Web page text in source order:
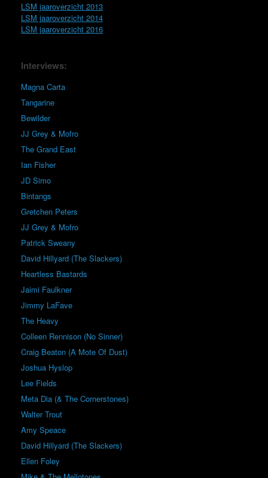
LSM jaaroverzicht 2013
LSM jaaroverzicht 2014
LSM jaaroverzicht 2016
Interviews:
Magna Carta
Tangarine
Bewilder
JJ Grey & Mofro
The Grand East
Ian Fisher
JD Simo
Bintangs
Gretchen Peters
JJ Grey & Mofro
Patrick Sweany
David Hillyard (The Slackers)
Heartless Bastards
Jaimi Faulkner
Jimmy LaFave
The Heavy
Colleen Rennison (No Sinner)
Craig Beaton (A Mote Of Dust)
Joshua Hyslop
Lee Fields
Meta Dia (& The Cornerstones)
Walter Trout
Amy Speace
David Hillyard (The Slackers)
Ellen Foley